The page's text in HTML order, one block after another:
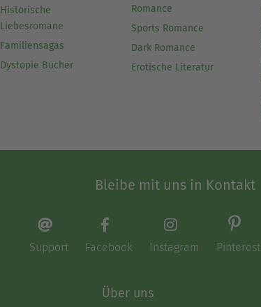
Historische
Liebesromane
Familiensagas
Dystopie Bücher
Romance
Sports Romance
Dark Romance
Erotische Literatur
Bleibe mit uns in Kontakt
Support Facebook Instagram Pinterest
Über uns